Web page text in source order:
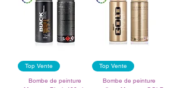
Top Vente
Bombe de peinture
Top Vente
Bombe de peinture